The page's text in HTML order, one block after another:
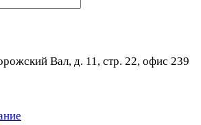
Вал, д. 11, стр. 22, офис 239